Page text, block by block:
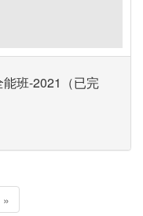
能班-2021（已完
»